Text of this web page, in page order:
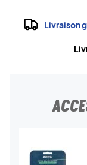
Livraison